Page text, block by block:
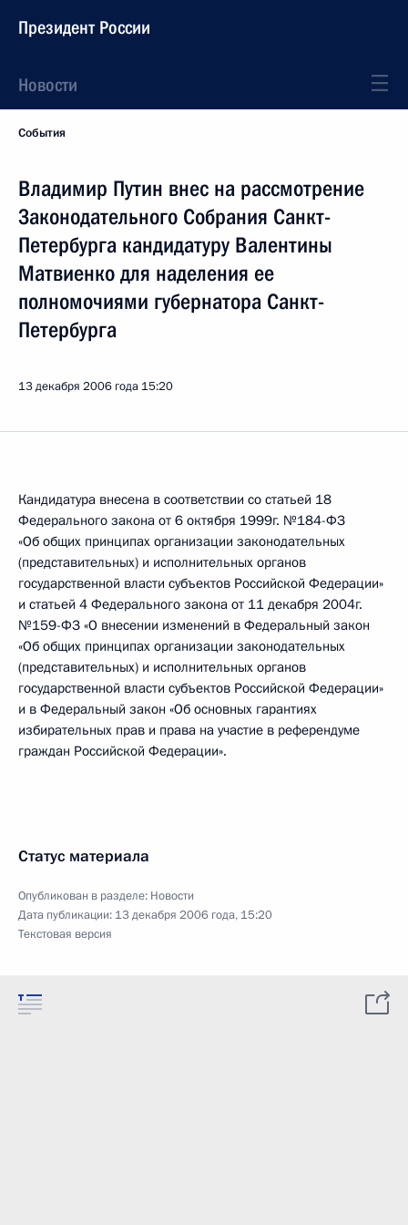
Президент России
Новости
События
Владимир Путин внес на рассмотрение
Законодательного Собрания Санкт-
Петербурга кандидатуру Валентины
Матвиенко для наделения ее
полномочиями губернатора Санкт-
Петербурга
13 декабря 2006 года 15:20
Кандидатура внесена в соответствии со статьей 18
Федерального закона от 6 октября 1999г. №184-ФЗ
«Об общих принципах организации законодательных
(представительных) и исполнительных органов
государственной власти субъектов Российской Федерации»
и статьей 4 Федерального закона от 11 декабря 2004г.
№159-ФЗ «О внесении изменений в Федеральный закон
«Об общих принципах организации законодательных
(представительных) и исполнительных органов
государственной власти субъектов Российской Федерации»
и в Федеральный закон «Об основных гарантиях
избирательных прав и права на участие в референдуме
граждан Российской Федерации».
Статус материала
Опубликован в разделе: Новости
Дата публикации: 13 декабря 2006 года, 15:20
Текстовая версия